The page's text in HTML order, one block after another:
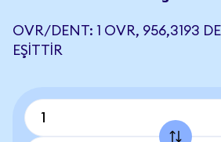
OVR/DENT: 1 OVR, 956,3193
EŞITTIR